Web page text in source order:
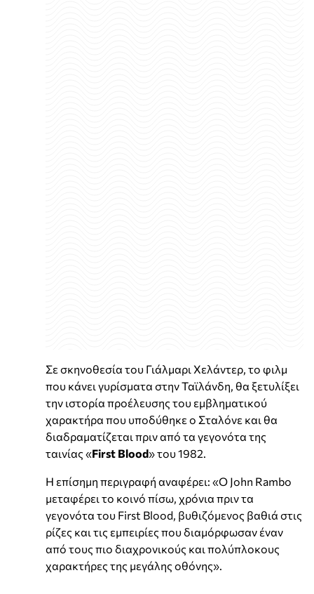
Σε σκηνοθεσία του Γιάλμαρι Χελάντερ, το φιλμ
που κάνει γυρίσματα στην Ταϊλάνδη, θα ξετυλίξει
την ιστορία προέλευσης του εμβληματικού
χαρακτήρα που υποδύθηκε ο Σταλόνε και θα
διαδραματίζεται πριν από τα γεγονότα της
ταινίας «First Blood» του 1982.
Η επίσημη περιγραφή αναφέρει: «Ο John Rambo
μεταφέρει το κοινό πίσω, χρόνια πριν τα
γεγονότα του First Blood, βυθιζόμενος βαθιά στις
ρίζες και τις εμπειρίες που διαμόρφωσαν έναν
από τους πιο διαχρονικούς και πολύπλοκους
χαρακτήρες της μεγάλης οθόνης».